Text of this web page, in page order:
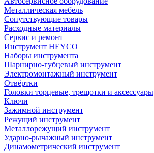
Металлическая мебель
Сопутствующие товары
Расходные материалы
Сервис и ремонт
Инструмент HEYCO
Наборы инструмента
Шарнирно-губцевый инструмент
Электромонтажный инструмент
Отвёртки
Головки торцевые, трещотки и аксессуары
Ключи
Зажимной инструмент
Режущий инструмент
Металлорежущий инструмент
Ударно-рычажный инструмент
Динамометрический инструмент